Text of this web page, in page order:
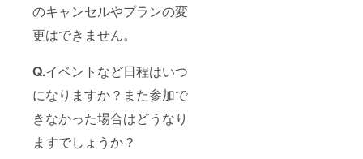
のキャンセルやプランの変
更はできません。
Q.イベントなど日程はいつ
になりますか？また参加で
きなかった場合はどうなり
ますでしょうか？